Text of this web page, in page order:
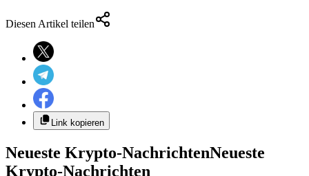
Diesen Artikel teilen
Link kopieren
Neueste Krypto-NachrichtenNeueste
Krypto-Nachrichten